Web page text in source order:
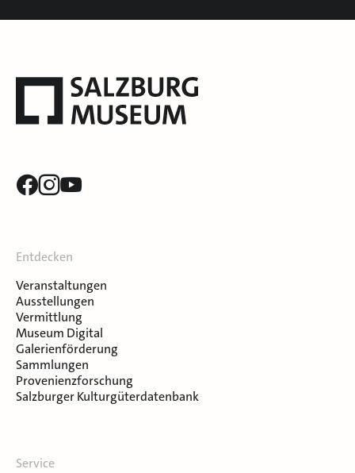
Entdecken
Veranstaltungen
Ausstellungen
Vermittlung
Museum Digital
Galerienförderung
Sammlungen
Provenienzforschung
Salzburger Kulturgüterdatenbank
Service